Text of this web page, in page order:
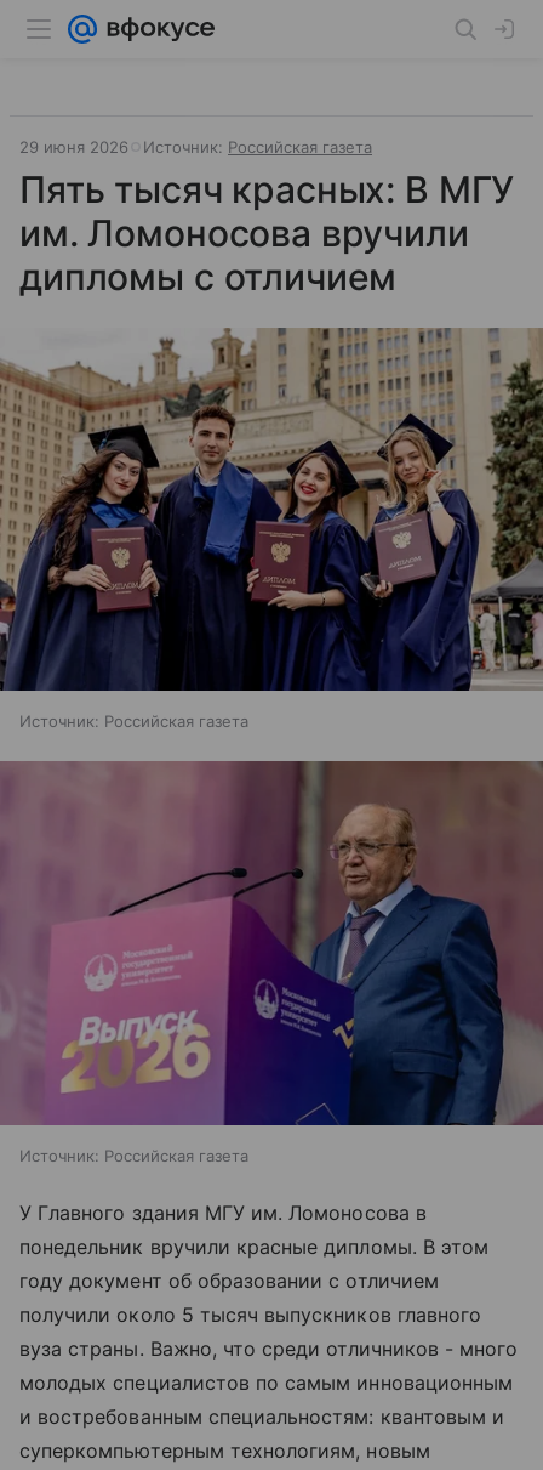
29 июня 2026 Источник: Российская газета
Пять тысяч красных: В МГУ
им. Ломоносова вручили
дипломы с отличием
Источник: Российская газета
Источник: Российская газета
У Главного здания МГУ им. Ломоносова в
понедельник вручили красные дипломы. В этом
году документ об образовании с отличием
получили около 5 тысяч выпускников главного
вуза страны. Важно, что среди отличников - много
молодых специалистов по самым инновационным
и востребованным специальностям: квантовым и
суперкомпьютерным технологиям, новым